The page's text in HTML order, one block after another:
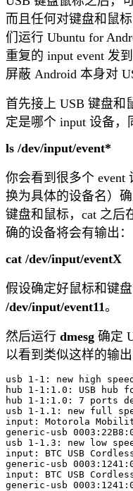
而且任何对键盘和鼠
们运行 Ubuntu for
重复的 input event 发
屏蔽 Android 本身对
首先接上 USB 键盘和
定是哪个 input 设备，
ls /dev/input/event*
你会看到很多个 event
换为具体的设备名）
键盘和鼠标，cat 之后
确的设备将会有输出：
cat /dev/input/eventX
假设确定好鼠标和键盘
/dev/input/event11。
然后运行 dmesg 确定
以看到类似这样的输出
usb 1-1: new high
hub 1-1:1.0: USB hub
hub 1-1:1.0: 7 ports
usb 1-1.1: new full
input: Motorola
generic-usb
usb 1-1.3: new low
input: BTC USB
generic-usb
input: BTC USB
generic-usb